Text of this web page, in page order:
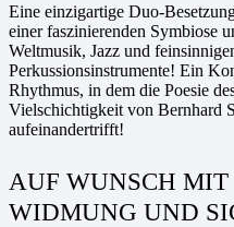
Eine einzigartige Duo-
einer faszinierenden Symbiose
Weltmusik, Jazz und
Perkussionsinstrumente! Ein
Rhythmus, in dem die Poesie
Vielschichtigkeit von Bernhard
aufeinandertrifft!
AUF WUNSCH MIT
WIDMUNG UND